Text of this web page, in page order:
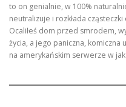
to on genialnie, w 100%
neutralizuje i rozkłada
Ocaliłeś dom przed smrodem,
życia, a jego paniczna, komiczna
na amerykańskim serwerze w